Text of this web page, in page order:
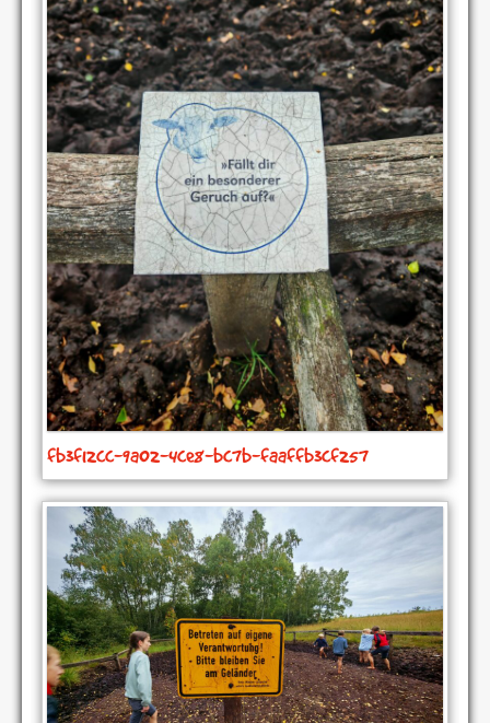
fb3f12cc-9a02-4ce8-bc7b-faaffb3cf257